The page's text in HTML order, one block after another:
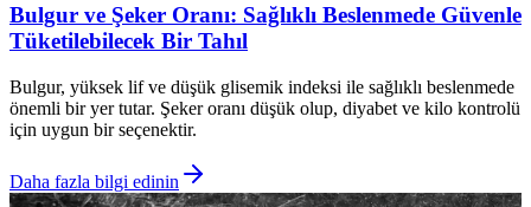
Bulgur ve Şeker Oranı: Sağlıklı Beslenmede Güvenle
Tüketilebilecek Bir Tahıl
Bulgur, yüksek lif ve düşük glisemik indeksi ile sağlıklı beslenmede
önemli bir yer tutar. Şeker oranı düşük olup, diyabet ve kilo kontrolü
için uygun bir seçenektir.
Daha fazla bilgi edinin